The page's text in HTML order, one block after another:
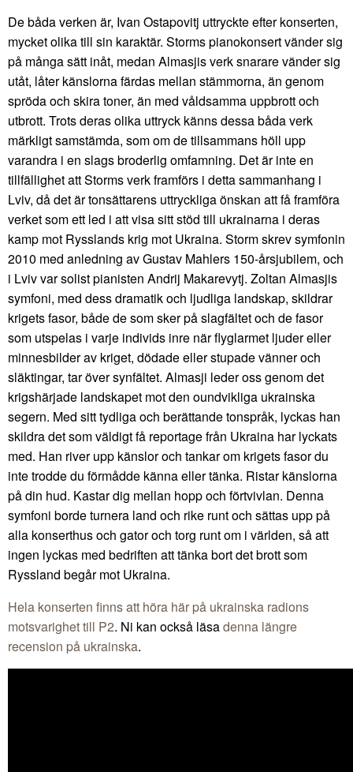
De båda verken är, Ivan Ostapovitj uttryckte efter konserten,
mycket olika till sin karaktär. Storms pianokonsert vänder sig
på många sätt inåt, medan Almasjis verk snarare vänder sig
utåt, låter känslorna färdas mellan stämmorna, än genom
spröda och skira toner, än med våldsamma uppbrott och
utbrott. Trots deras olika uttryck känns dessa båda verk
märkligt samstämda, som om de tillsammans höll upp
varandra i en slags broderlig omfamning. Det är inte en
tillfällighet att Storms verk framförs i detta sammanhang i
Lviv, då det är tonsättarens uttryckliga önskan att få framföra
verket som ett led i att visa sitt stöd till ukrainarna i deras
kamp mot Rysslands krig mot Ukraina. Storm skrev symfonin
2010 med anledning av Gustav Mahlers 150-årsjubilem, och
i Lviv var solist pianisten Andrij Makarevytj. Zoltan Almasjis
symfoni, med dess dramatik och ljudliga landskap, skildrar
krigets fasor, både de som sker på slagfältet och de fasor
som utspelas i varje individs inre när flyglarmet ljuder eller
minnesbilder av kriget, dödade eller stupade vänner och
släktingar, tar över synfältet. Almasji leder oss genom det
krigshärjade landskapet mot den oundvikliga ukrainska
segern. Med sitt tydliga och berättande tonspråk, lyckas han
skildra det som väldigt få reportage från Ukraina har lyckats
med. Han river upp känslor och tankar om krigets fasor du
inte trodde du förmådde känna eller tänka. Ristar känslorna
på din hud. Kastar dig mellan hopp och förtvivlan. Denna
symfoni borde turnera land och rike runt och sättas upp på
alla konserthus och gator och torg runt om i världen, så att
ingen lyckas med bedriften att tänka bort det brott som
Ryssland begår mot Ukraina.
Hela konserten finns att höra här på ukrainska radions
motsvarighet till P2. Ni kan också läsadenna längre
recension på ukrainska.